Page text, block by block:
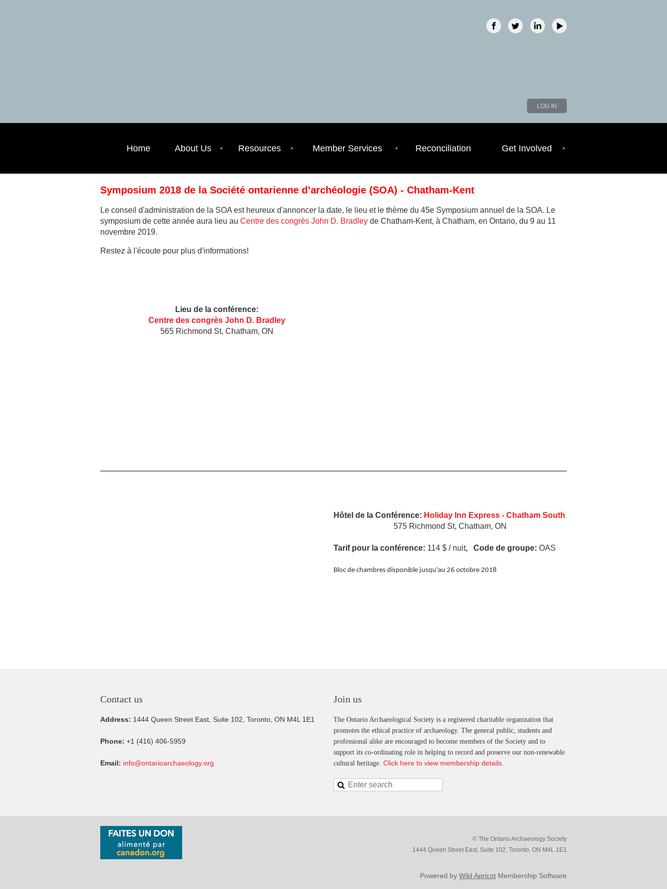
LOG IN
Home About Us Resources Member Services Reconciliation Get Involved
Symposium 2018 de la Société ontarienne d’archéologie (SOA) - Chatham-Kent
Le conseil d'administration de la SOA est heureux d'annoncer la date, le lieu et le thème du 45e Symposium annuel de la SOA. Le
symposium de cette année aura lieu au Centre des congrès John D. Bradley de Chatham-Kent, à Chatham, en Ontario, du 9 au 11
novembre 2019.
Restez à l'écoute pour plus d'informations!
Lieu de la conférence:
Centre des congrès John D. Bradley
565 Richmond St, Chatham, ON
Hôtel de la Conférence: Holiday Inn Express - Chatham South
575 Richmond St, Chatham, ON
Tarif pour la conférence: 114 $ / nuit, Code de groupe: OAS
Bloc de chambres disponible jusqu'au 26 octobre 2018
Contact us
Address: 1444 Queen Street East, Suite 102, Toronto, ON M4L 1E1
Phone: +1 (416) 406-5959
Email: info@ontarioarchaeology.org
Join us
The Ontario Archaeological Society is a registered charitable organization that
promotes the ethical practice of archaeology. The general public, students and
professional alike are encouraged to become members of the Society and to
support its co-ordinating role in helping to record and preserve our non-renewable
cultural heritage. Click here to view membership details.
© The Ontario Archaeology Society
1444 Queen Street East, Suite 102, Toronto, ON M4L 1E1
Powered by Wild Apricot Membership Software